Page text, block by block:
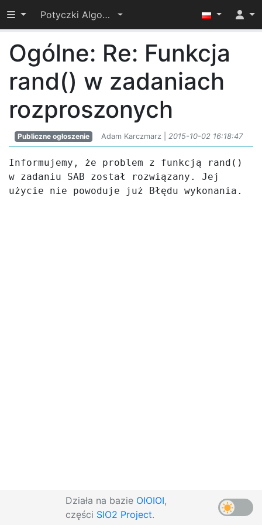
Przełącz widoczność menu
Potyczki Algorytmiczne 2015
Ogólne: Re: Funkcja
rand() w zadaniach
rozproszonych
Publiczne ogłoszenie Adam Karczmarz | 2015-10-02 16:18:47
Informujemy, że problem z funkcją rand()
w zadaniu SAB został rozwiązany. Jej
użycie nie powoduje już Błędu wykonania.
Działa na bazie OIOIOI,
części SIO2 Project.